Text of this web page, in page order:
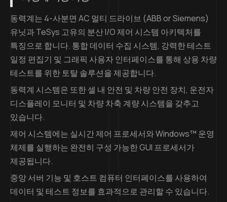
동력계는 4-사분면 AC 멀티 드라이브 (ABB or Siemens)
유닛과 TeSys 고유의 분산 I/O 제어 시스템 아키텍처를
특징으로 합니다. 통합 데이터 수집 시스템, 강력한 테스트
일정 편집기 및 그래픽 사용자 인터페이스를 통해 상용 차량
테스트를 위한 토탈 솔루션을 제공합니다.
동력계 시스템은 또한 셀 내 안전 및 차량 안전 장치, 운전자
디스플레이 모니터 및 차량 차축 계량 시스템을 갖추고
있습니다.
제어 시스템에는 실시간 제어 프로세서와 Windows™ 운영
체제를 실행하는 완전히 구성 가능한 GUI 프로세서가
제공됩니다.
중앙 서버 기능 및 호스트 컴퓨터 인터페이스를 사용하여
데이터 및 테스트 정보를 효과적으로 관리할 수 있습니다.